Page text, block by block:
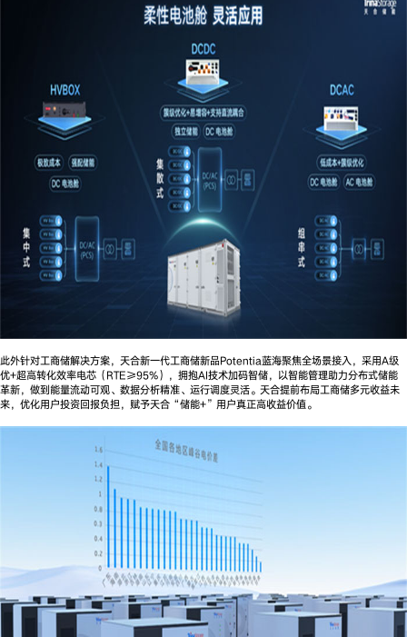
此外针对工商储解决方案，天合新一代工商储新品Potentia蓝海聚焦全场景接入，采用A级
优+超高转化效率电芯（RTE≥95%），拥抱AI技术加码智储，以智能管理助力分布式储能
革新，做到能量流动可观、数据分析精准、运行调度灵活。天合提前布局工商储多元收益未
来，优化用户投资回报负担，赋予天合“储能+”用户真正高收益价值。